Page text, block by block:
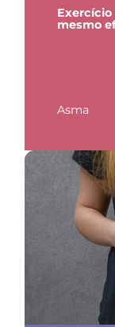
mesmo
Asma